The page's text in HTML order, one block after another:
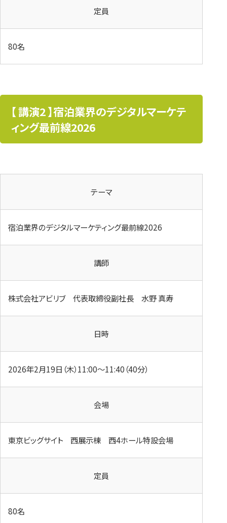
定員
80名
【 講演2 】宿泊業界のデジタルマーケテ
ィング最前線2026
テーマ
宿泊業界のデジタルマーケティング最前線2026
講師
株式会社アビリブ ​代表取締役副社長 水野 真寿
日時
2026年2月19日（木）11:00～11:40（40分）
会場
東京ビッグサイト 西展示棟 西4ホール特設会場
定員
80名